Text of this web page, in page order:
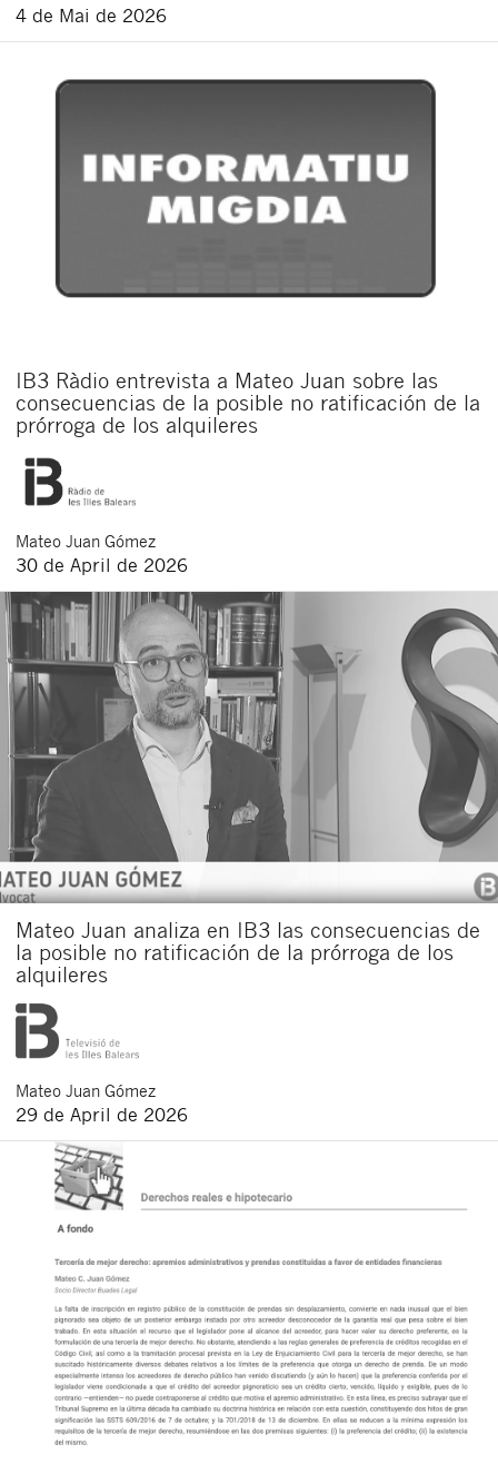
4 de Mai de 2026
IB3 Ràdio entrevista a Mateo Juan sobre las
consecuencias de la posible no ratificación de la
prórroga de los alquileres
Mateo Juan Gómez
30 de April de 2026
Mateo Juan analiza en IB3 las consecuencias de
la posible no ratificación de la prórroga de los
alquileres
Mateo Juan Gómez
29 de April de 2026